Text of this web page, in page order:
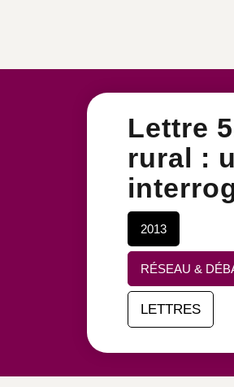
Lettre
rural :
2013
RÉSEAU &
LETTRES